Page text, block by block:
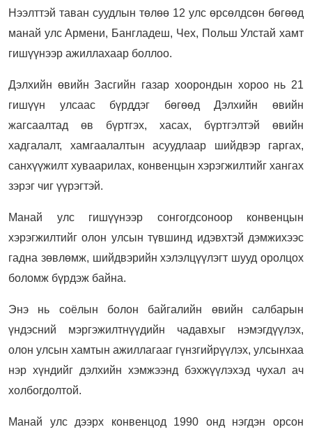
Нээлттэй таван суудлын төлөө 12 улс өрсөлдсөн бөгөөд
манай улс Армени, Бангладеш, Чех, Польш Улстай хамт
гишүүнээр ажиллахаар боллоо.
Дэлхийн өвийн Засгийн газар хоорондын хороо нь 21
гишүүн улсаас бүрддэг бөгөөд Дэлхийн өвийн
жагсаалтад өв бүртгэх, хасах, бүртгэлтэй өвийн
хадгалалт, хамгаалалтын асуудлаар шийдвэр гаргах,
санхүүжилт хуваарилах, конвенцын хэрэгжилтийг хангах
зэрэг чиг үүрэгтэй.
Манай улс гишүүнээр сонгогдсоноор конвенцын
хэрэгжилтийг олон улсын түвшинд идэвхтэй дэмжихээс
гадна зөвлөмж, шийдвэрийн хэлэлцүүлэгт шууд оролцох
боломж бүрдэж байна.
Энэ нь соёлын болон байгалийн өвийн салбарын
үндэсний мэргэжилтнүүдийн чадавхыг нэмэгдүүлэх,
олон улсын хамтын ажиллагааг гүнзгийрүүлэх, улсынхаа
нэр хүндийг дэлхийн хэмжээнд бэхжүүлэхэд чухал ач
холбогдолтой.
Манай улс дээрх конвенцод 1990 онд нэгдэн орсон